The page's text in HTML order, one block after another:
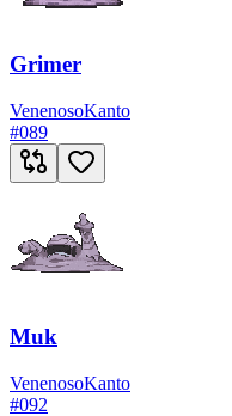
Grimer
VenenosoKanto
#089
Muk
VenenosoKanto
#092